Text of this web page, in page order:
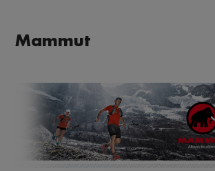
Mammut